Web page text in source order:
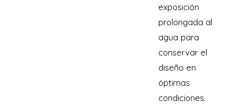
exposición
prolongada al
agua para
conservar el
diseño en
óptimas
condiciones.